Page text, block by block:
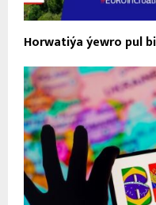
Horwatiýa ýewro pul